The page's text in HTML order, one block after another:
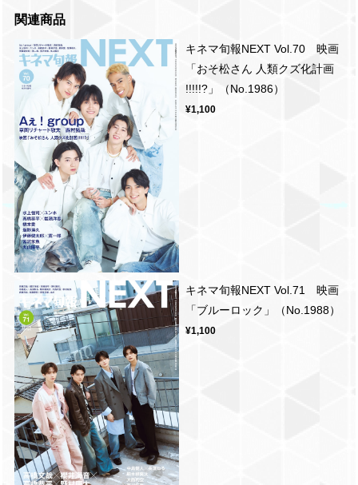
関連商品
キネマ旬報NEXT Vol.70 映画
「おそ松さん 人類クズ化計画
!!!!!?」（No.1986）
¥1,100
キネマ旬報NEXT Vol.71 映画
「ブルーロック」（No.1988）
¥1,100